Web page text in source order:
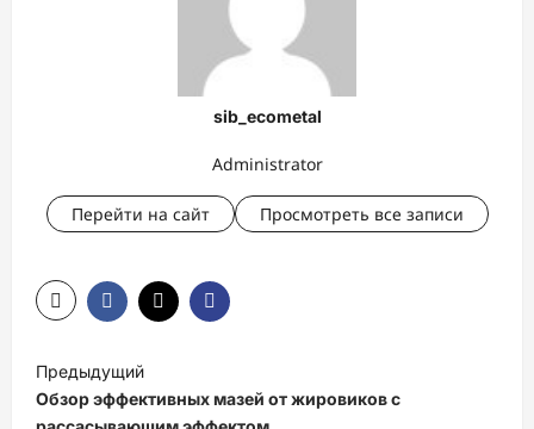
sib_ecometal
Administrator
Перейти на сайт Просмотреть все записи
Н
а
Предыдущий
Обзор эффективных мазей от жировиков с